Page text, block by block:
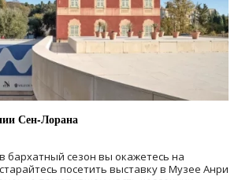
Сен-Лорана
бархатный сезон вы окажетесь на
посетить выставку в Музее Анри